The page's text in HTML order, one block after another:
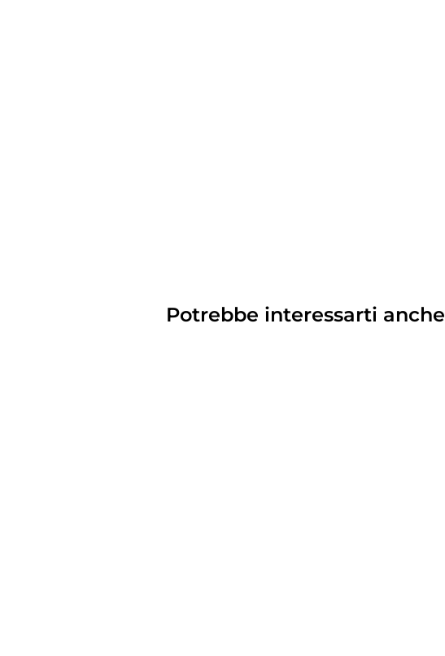
Potrebbe interessarti anche